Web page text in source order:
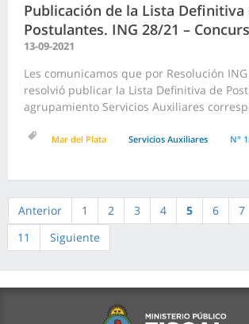
Publicación de la Lista Definitiva
Postulantes. ING 28/21 –
13-09-2021
Les comunicamos que por Resolución
resolvió publicar la Lista Definitiva de
agrupamiento Servicios Auxiliares
Mar del Plata Servicios Auxiliares N°
Anterior 1 2 3 4 5 6 7
11
Siguiente